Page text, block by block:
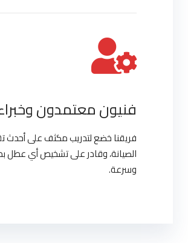
فنيون معتمدون
فريقنا خضع لتدريب مكثف على أحدث
الصيانة، وقادر على تشخيص أي عطل
وسرعة.